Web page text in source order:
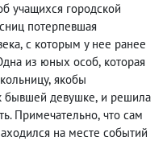
учащихся городской
потерпевшая
, с которым у нее ранее
из юных особ, которая
, якобы
бывшей девушке, и решила
Примечательно, что сам
на месте событий